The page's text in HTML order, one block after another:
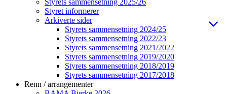
Styrets sammensetning 2025/26
Styret informerer
Arkiverte sider
Styrets sammensetning 2024/25
Styrets sammensetning 2022/23
Styrets sammensetning 2021/2022
Styrets sammensetning 2019/2020
Styrets sammensetning 2018/2019
Styrets sammensetning 2017/2018
Renn / arrangementer